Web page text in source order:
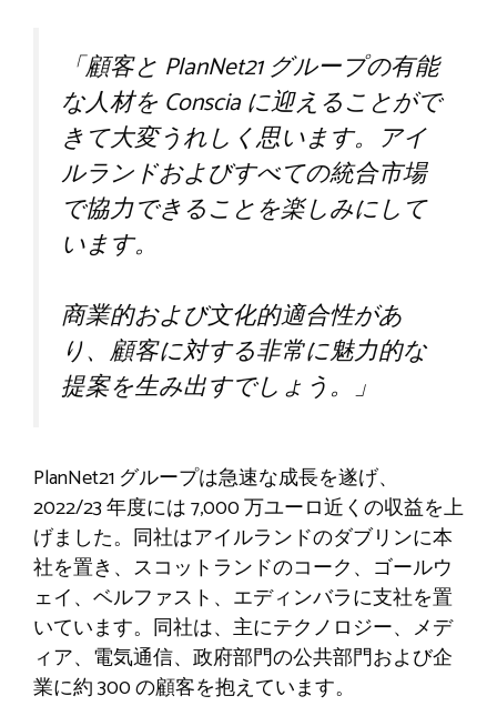
「顧客と PlanNet21 グループの有能
な人材を Conscia に迎えることがで
きて大変うれしく思います。アイ
ルランドおよびすべての統合市場
で協力できることを楽しみにして
います。
商業的および文化的適合性があ
り、顧客に対する非常に魅力的な
提案を生み出すでしょう。」
PlanNet21 グループは急速な成長を遂げ、
2022/23 年度には 7,000 万ユーロ近くの収益を上
げました。同社はアイルランドのダブリンに本
社を置き、スコットランドのコーク、ゴールウ
ェイ、ベルファスト、エディンバラに支社を置
いています。同社は、主にテクノロジー、メデ
ィア、電気通信、政府部​​門の公共部門および企
業に約 300 の顧客を抱えています。